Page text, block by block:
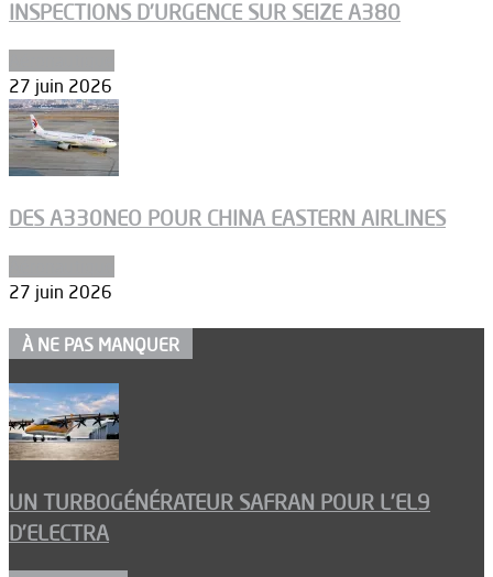
INSPECTIONS D’URGENCE SUR SEIZE A380
27 juin 2026
DES A330NEO POUR CHINA EASTERN AIRLINES
27 juin 2026
À NE PAS MANQUER
UN TURBOGÉNÉRATEUR SAFRAN POUR L’EL9
D’ELECTRA